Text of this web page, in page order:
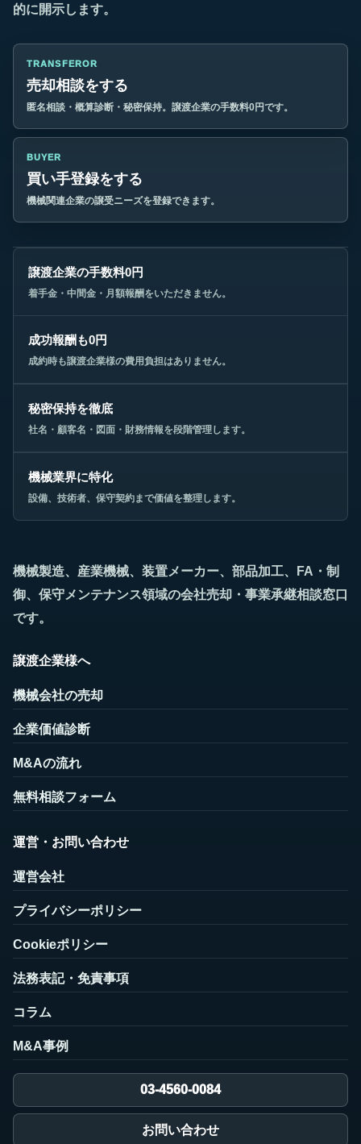
的に開示します。
TRANSFEROR
売却相談をする
匿名相談・概算診断・秘密保持。譲渡企業の手数料0円です。
BUYER
買い手登録をする
機械関連企業の譲受ニーズを登録できます。
譲渡企業の手数料0円
着手金・中間金・月額報酬をいただきません。
成功報酬も0円
成約時も譲渡企業様の費用負担はありません。
秘密保持を徹底
社名・顧客名・図面・財務情報を段階管理します。
機械業界に特化
設備、技術者、保守契約まで価値を整理します。
機械製造、産業機械、装置メーカー、部品加工、FA・制
御、保守メンテナンス領域の会社売却・事業承継相談窓口
です。
譲渡企業様へ
機械会社の売却
企業価値診断
M&Aの流れ
無料相談フォーム
運営・お問い合わせ
運営会社
プライバシーポリシー
Cookieポリシー
法務表記・免責事項
コラム
M&A事例
03-4560-0084
お問い合わせ